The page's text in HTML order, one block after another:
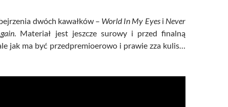
dwóch kawałków – World In My Eyesi Never
. Materiał jest jeszcze surowy i przed finalną
jak ma być przedpremioerowo i prawie zza kulis…